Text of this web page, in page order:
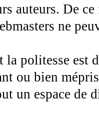
auteurs. De
ne
la politesse est
ou bien
un espace de